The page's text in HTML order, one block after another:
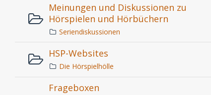
Meinungen und Diskussionen zu
Hörspielen und Hörbüchern
Seriendiskussionen
HSP-Websites
Die Hörspielhölle
Frageboxen